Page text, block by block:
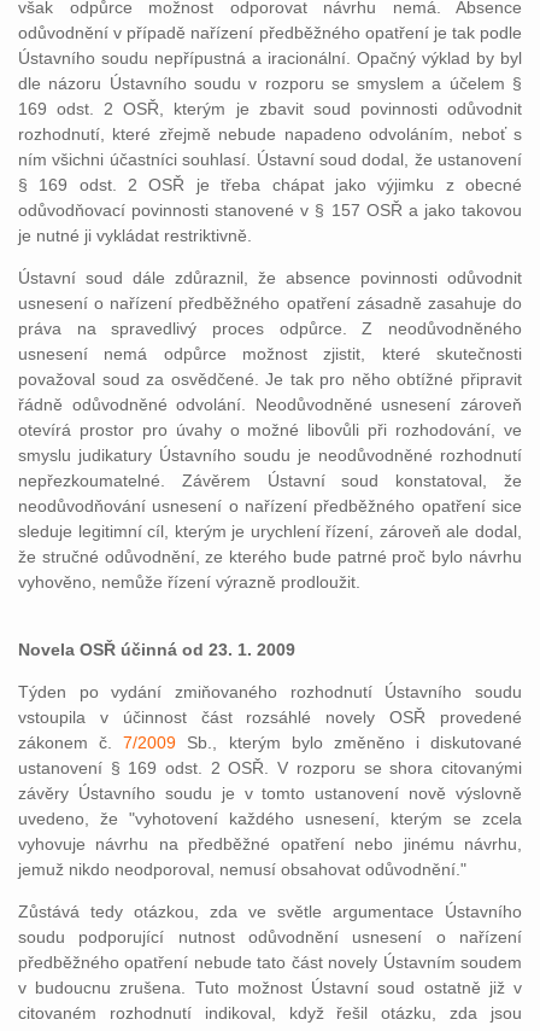
však odpůrce možnost odporovat návrhu nemá. Absence
odůvodnění v případě nařízení předběžného opatření je tak podle
Ústavního soudu nepřípustná a iracionální. Opačný výklad by byl
dle názoru Ústavního soudu v rozporu se smyslem a účelem §
169 odst. 2 OSŘ, kterým je zbavit soud povinnosti odůvodnit
rozhodnutí, které zřejmě nebude napadeno odvoláním, neboť s
ním všichni účastníci souhlasí. Ústavní soud dodal, že ustanovení
§ 169 odst. 2 OSŘ je třeba chápat jako výjimku z obecné
odůvodňovací povinnosti stanovené v § 157 OSŘ a jako takovou
je nutné ji vykládat restriktivně.
Ústavní soud dále zdůraznil, že absence povinnosti odůvodnit
usnesení o nařízení předběžného opatření zásadně zasahuje do
práva na spravedlivý proces odpůrce. Z neodůvodněného
usnesení nemá odpůrce možnost zjistit, které skutečnosti
považoval soud za osvědčené. Je tak pro něho obtížné připravit
řádně odůvodněné odvolání. Neodůvodněné usnesení zároveň
otevírá prostor pro úvahy o možné libovůli při rozhodování, ve
smyslu judikatury Ústavního soudu je neodůvodněné rozhodnutí
nepřezkoumatelné. Závěrem Ústavní soud konstatoval, že
neodůvodňování usnesení o nařízení předběžného opatření sice
sleduje legitimní cíl, kterým je urychlení řízení, zároveň ale dodal,
že stručné odůvodnění, ze kterého bude patrné proč bylo návrhu
vyhověno, nemůže řízení výrazně prodloužit.
Novela OSŘ účinná od 23. 1. 2009
Týden po vydání zmiňovaného rozhodnutí Ústavního soudu
vstoupila v účinnost část rozsáhlé novely OSŘ provedené
zákonem č.7/2009 Sb., kterým bylo změněno i diskutované
ustanovení § 169 odst. 2 OSŘ. V rozporu se shora citovanými
závěry Ústavního soudu je v tomto ustanovení nově výslovně
uvedeno, že "vyhotovení každého usnesení, kterým se zcela
vyhovuje návrhu na předběžné opatření nebo jinému návrhu,
jemuž nikdo neodporoval, nemusí obsahovat odůvodnění."
Zůstává tedy otázkou, zda ve světle argumentace Ústavního
soudu podporující nutnost odůvodnění usnesení o nařízení
předběžného opatření nebude tato část novely Ústavním soudem
v budoucnu zrušena. Tuto možnost Ústavní soud ostatně již v
citovaném rozhodnutí indikoval, když řešil otázku, zda jsou